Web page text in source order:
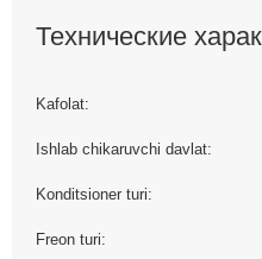
Технические
Kafolat:
Ishlab chikaruvchi davlat:
Konditsioner turi:
Freon turi: